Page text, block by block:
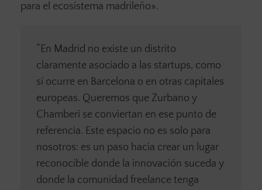
para el ecosistema madrileño».
“En Madrid no existe un distrito
claramente asociado a las startups, como
sí ocurre en Barcelona o en otras capitales
europeas. Queremos que Zurbano y
Chamberí se conviertan en ese punto de
referencia. Este espacio no es solo para
nosotros: es un paso hacia crear un lugar
reconocible donde la innovación suceda y
donde la comunidad freelance tenga